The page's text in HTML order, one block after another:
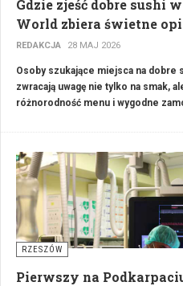
Gdzie zjeść dobre sushi
World zbiera świetne
REDAKCJA 28 MAJ 2026
Osoby szukające miejsca na
zwracają uwagę nie tylko na smak,
różnorodność menu i wygodne
Rzeszów - restauracja oferująca
nowoczesne kompozycje sushi,
kilku osób. Lokal przy ul.
i wyróżnia się szerokim wyborem
terenie Rzeszowa.
RZESZÓW
Pierwszy na